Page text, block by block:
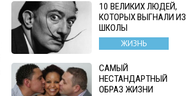
10 ВЕЛИКИХ ЛЮДЕЙ,
КОТОРЫХ ВЫГНАЛИ ИЗ
ШКОЛЫ
ЖИЗНЬ
САМЫЙ
НЕСТАНДАРТНЫЙ
ОБРАЗ ЖИЗНИ